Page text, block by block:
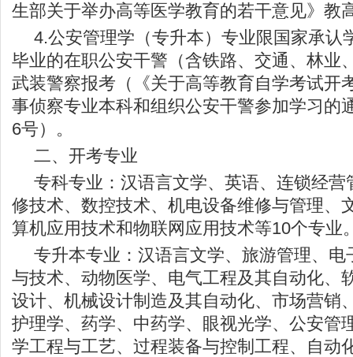
生部关于举办高等医学教育的若干意见》教
4.公安管理学（专升本）专业限国家承认
毕业的在职公安干警（含铁路、交通、林业
武装警察报考（《关于高等教育自学考试开
事侦察专业本科和组织公安干警参加学习的
6号）。
二、开考专业
专科专业：汉语言文学、英语、连锁经营
修技术、数控技术、机电设备维修与管理、
算机应用技术和物联网应用技术等10个专业
专升本专业：汉语言文学、旅游管理、电
与技术、动物医学、电气工程及其自动化、
设计、机械设计制造及其自动化、市场营销
护理学、药学、中药学、眼视光学、公安管
学工程与工艺、过程装备与控制工程、自动